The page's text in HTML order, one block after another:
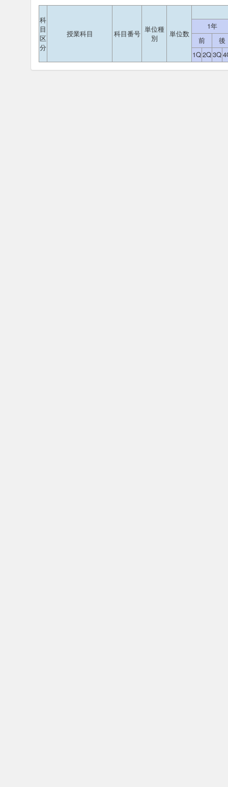
科
目
区
分
授業科目 科目番号 単位種
別
単位数
1年
前
後
1Q2Q3Q